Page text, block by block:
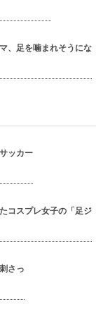
、足を噛まれそうにな
ッカー
コスプレ女子の「足ジ
さっ